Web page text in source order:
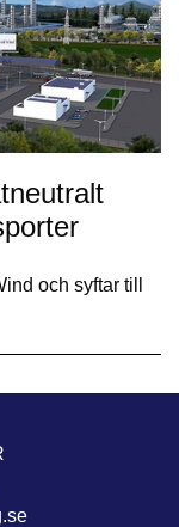
och syftar till